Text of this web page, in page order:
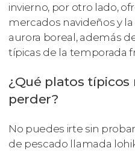
invierno, por otro lado,
mercados navideños y
aurora boreal, además
típicas de la temporada
¿Qué platos
perder?
No puedes irte sin
de pescado llamada